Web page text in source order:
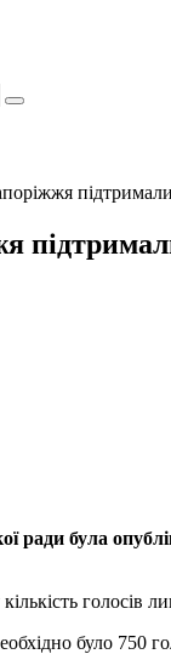
ради була
голосів
було 750